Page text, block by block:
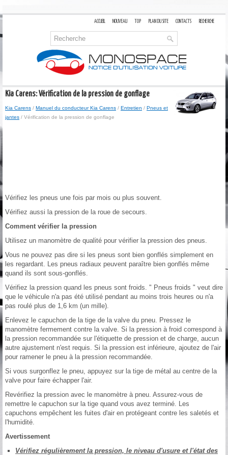
ACCUEIL NOUVEAU TOP PLAN DU SITE CONTACTS RECHERCHE
Kia Carens: Vérification de la pression de gonflage
Kia Carens / Manuel du conducteur Kia Carens / Entretien / Pneus et
jantes / Vérification de la pression de gonflage
Vérifiez les pneus une fois par mois ou plus souvent.
Vérifiez aussi la pression de la roue de secours.
Comment vérifier la pression
Utilisez un manomètre de qualité pour vérifier la pression des pneus.
Vous ne pouvez pas dire si les pneus sont bien gonflés simplement en
les regardant. Les pneus radiaux peuvent paraître bien gonflés même
quand ils sont sous-gonflés.
Vérifiez la pression quand les pneus sont froids. " Pneus froids " veut dire
que le véhicule n'a pas été utilisé pendant au moins trois heures ou n'a
pas roulé plus de 1,6 km (un mille).
Enlevez le capuchon de la tige de la valve du pneu. Pressez le
manomètre fermement contre la valve. Si la pression à froid correspond à
la pression recommandée sur l'étiquette de pression et de charge, aucun
autre ajustement n'est requis. Si la pression est inférieure, ajoutez de l'air
pour ramener le pneu à la pression recommandée.
Si vous surgonflez le pneu, appuyez sur la tige de métal au centre de la
valve pour faire échapper l'air.
Revérifiez la pression avec le manomètre à pneu. Assurez-vous de
remettre le capuchon sur la tige quand vous avez terminé. Les
capuchons empêchent les fuites d'air en protégeant contre les saletés et
l'humidité.
Avertissement
Vérifiez régulièrement la pression, le niveau d'usure et l'état des